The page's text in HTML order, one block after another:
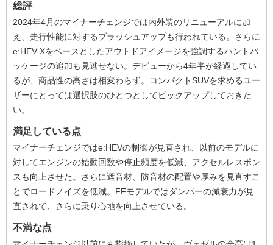
総評
2024年4月のマイナーチェンジでは内外装のリニューアルに加
え、走行性能に対するブラッシュアップも行われている。さらに
e:HEV Xをベースとしたアウトドアイメージを強調するハントパ
ッケージの追加も見逃せない。デビューから4年半が経過してい
るが、商品性の高さは相変わらず。コンパクトSUVを求めるユー
ザーにとっては選択肢のひとつとしてピックアップしておきた
い。
満足している点
マイナーチェンジではe:HEVの制御が見直され、以前のモデルに
対してエンジンの始動回数や停止頻度を低減、アクセルレスポン
スも向上させた。さらに遮音材、防音材の配置や厚みを見直すこ
とでロードノイズを低減。FFモデルではダンパーの減衰力が見
直されて、さらに乗り心地を向上させている。
不満な点